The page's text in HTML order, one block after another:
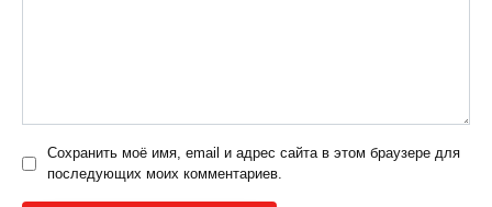
Сохранить моё имя, email и адрес сайта в этом браузере для
последующих моих комментариев.